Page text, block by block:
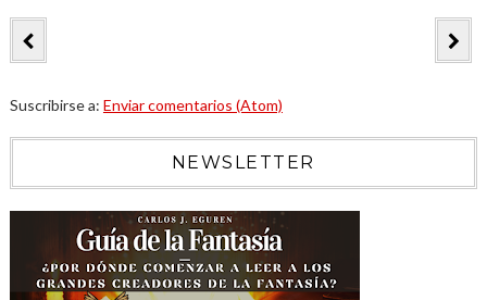
Suscribirse a: Enviar comentarios (Atom)
NEWSLETTER